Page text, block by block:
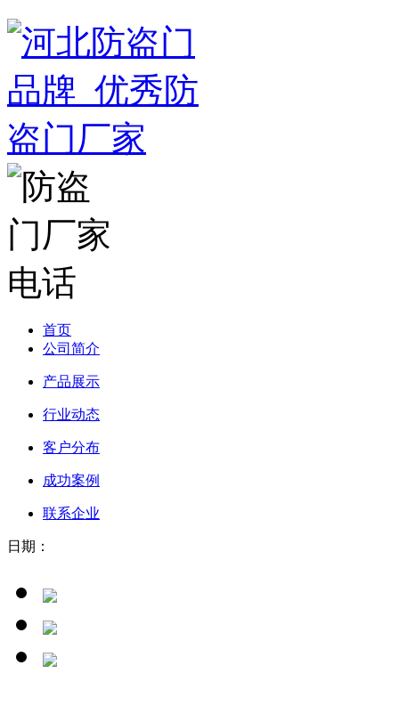
首页
公司简介
产品展示
行业动态
客户分布
成功案例
联系企业
日期：